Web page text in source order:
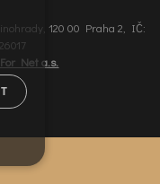
120 00 Praha 2, IČ:
Net a.s.